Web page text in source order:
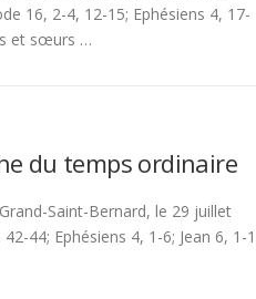
16, 2-4, 12-15; Ephésiens 4, 17-
et sœurs …
du temps ordinaire
Saint-Bernard, le 29 juillet
44; Ephésiens 4, 1-6; Jean 6, 1-